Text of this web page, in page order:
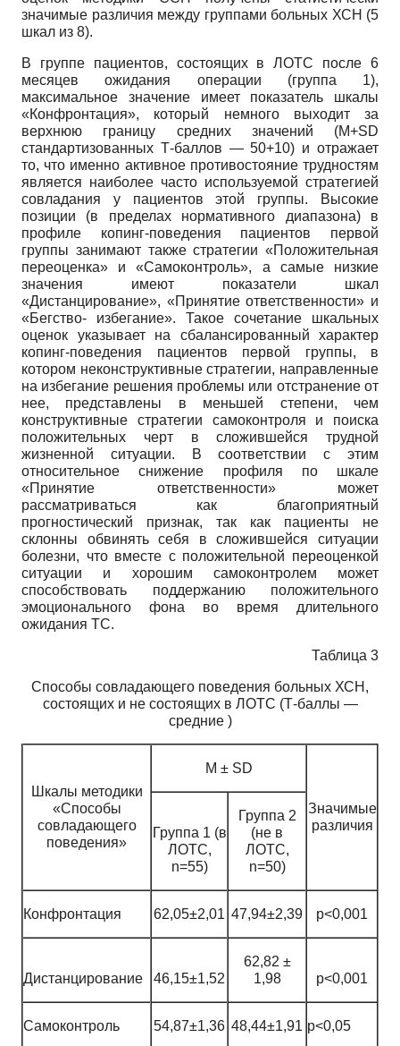
значимые различия между группами больных ХСН (5
шкал из 8).
В группе пациентов, состоящих в ЛОТС после 6
месяцев ожидания операции (группа 1),
максимальное значение имеет показатель шкалы
«Конфронтация», который немного выходит за
верхнюю границу средних значений (М+SD
стандартизованных Т-баллов — 50+10) и отражает
то, что именно активное противостояние трудностям
является наиболее часто используемой стратегией
совладания у пациентов этой группы. Высокие
позиции (в пределах нормативного диапазона) в
профиле копинг-поведения пациентов первой
группы занимают также стратегии «Положительная
переоценка» и «Самоконтроль», а самые низкие
значения имеют показатели шкал
«Дистанцирование», «Принятие ответственности» и
«Бегство- избегание». Такое сочетание шкальных
оценок указывает на сбалансированный характер
копинг-поведения пациентов первой группы, в
котором неконструктивные стратегии, направленные
на избегание решения проблемы или отстранение от
нее, представлены в меньшей степени, чем
конструктивные стратегии самоконтроля и поиска
положительных черт в сложившейся трудной
жизненной ситуации. В соответствии с этим
относительное снижение профиля по шкале
«Принятие ответственности» может
рассматриваться как благоприятный
прогностический признак, так как пациенты не
склонны обвинять себя в сложившейся ситуации
болезни, что вместе с положительной переоценкой
ситуации и хорошим самоконтролем может
способствовать поддержанию положительного
эмоционального фона во время длительного
ожидания ТС.
Таблица 3
Способы совладающего поведения больных ХСН,
состоящих и не состоящих в ЛОТС (Т-баллы —
средние )
Шкалы методики
«Способы
совладающего
поведения»
М ± SD
Значимые
различия
Группа 1 (в
ЛОТС,
n=55)
Группа 2
(не в
ЛОТС,
n=50)
Конфронтация 62,05±2,01 47,94±2,39 p<0,001
Дистанцирование 46,15±1,52
62,82 ±
1,98
p<0,001
Самоконтроль 54,87±1,36 48,44±1,91 p<0,05